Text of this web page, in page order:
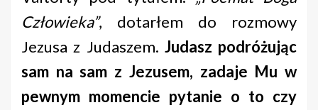
Człowieka”, dotarłem do rozmowy
Jezusa z Judaszem. Judasz podróżując
sam na sam z Jezusem, zadaje Mu w
pewnym momencie pytanie o to czy